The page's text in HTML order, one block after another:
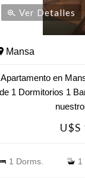
pasar esta
asesores para más
una visita. ¡Tu
Ver Detalles
Mansa
Apartamento en
de 1 Dormitorios 1
U$S
1 Dorms. 1